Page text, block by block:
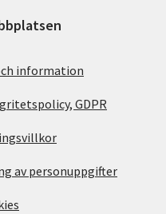
information
GDPR
av personuppgifter